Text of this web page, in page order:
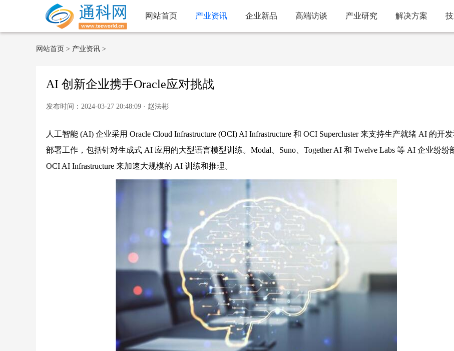
网站首页 产业资讯 企业新品 高端访谈 产业研究 解决方案
网站首页 > 产业资讯 >
AI 创新企业携手Oracle应对挑战
发布时间：2024-03-27 20:48:09 · 赵法彬
人工智能 (AI) 企业采用 Oracle Cloud Infrastructure (OCI) AI Infrastructure 和 OCI Supercluster 来支持生产就绪 AI 的开
部署工作，包括针对生成式 AI 应用的大型语言模型训练。Modal、Suno、Together AI 和 Twelve Labs 等 AI 企业纷纷
OCI AI Infrastructure 来加速大规模的 AI 训练和推理。